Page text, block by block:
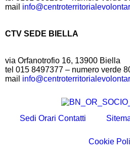
mail
CTV SEDE BIELLA
via Orfanotrofio 16, 13900 Biella
tel 015 8497377 – numero verde
mail
Sedi Orari Contatti
Cookie